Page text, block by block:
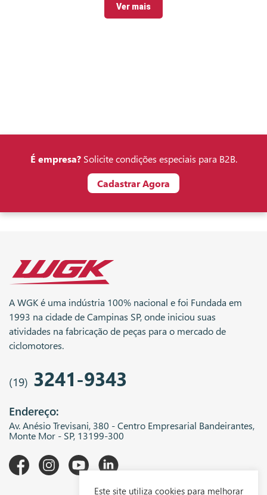
Ver mais
É empresa?Solicite condições especiais para B2B.
Cadastrar Agora
A WGK é uma indústria 100% nacional e foi Fundada em
1993 na cidade de Campinas SP, onde iniciou suas
atividades na fabricação de peças para o mercado de
ciclomotores.
(19) 3241-9343
Endereço:
Av. Anésio Trevisani, 380 - Centro Empresarial Bandeirantes,
Monte Mor - SP, 13199-300
Este site utiliza cookies para melhorar